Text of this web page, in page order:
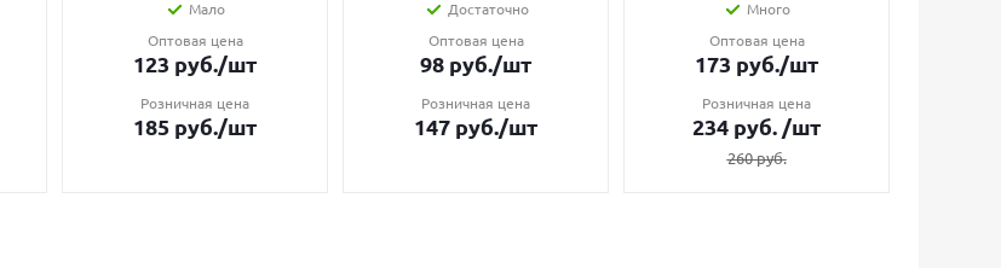
Мало
Оптовая цена
123 руб./шт
Розничная цена
185 руб./шт
Достаточно
Оптовая цена
98 руб./шт
Розничная цена
147 руб./шт
Много
Оптовая цена
173 руб./шт
Розничная цена
234 руб. /шт
260руб.